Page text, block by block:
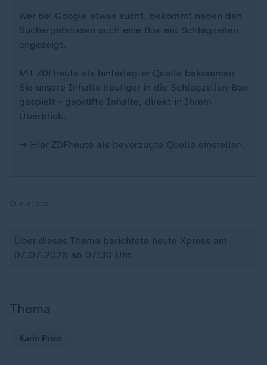
Wer bei Google etwas sucht, bekommt neben den
Suchergebnissen auch eine Box mit Schlagzeilen
angezeigt.
Mit ZDFheute als hinterlegter Quelle bekommen
Sie unsere Inhalte häufiger in die Schlagzeilen-Box
gespielt - geprüfte Inhalte, direkt in Ihrem
Überblick.
→ Hier ZDFheute als bevorzugte Quelle einstellen.
Über dieses Thema berichtete heute Xpress am
07.07.2026 ab 07:30 Uhr.
Thema
Karin Prien